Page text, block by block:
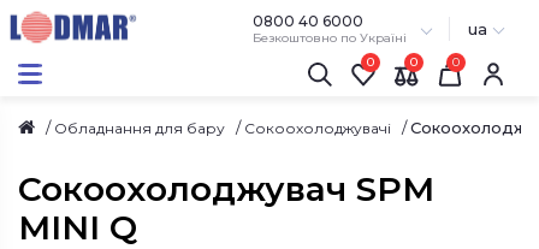
0800 40 6000
Безкоштовно по Україні ua
0 0
Обладнання для бару Сокоохолоджувачі
Сокоохолоджувач SPM
MINI Q